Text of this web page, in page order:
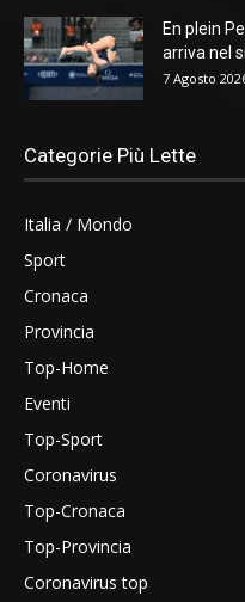
En plein
arriva nel
7 Agosto
Categorie Più Lette
Italia / Mondo
Sport
Cronaca
Provincia
Top-Home
Eventi
Top-Sport
Coronavirus
Top-Cronaca
Top-Provincia
Coronavirus top